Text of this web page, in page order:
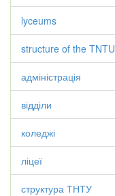
lyceums
structure of the TNTU
адміністрація
відділи
коледжі
ліцеї
структура ТНТУ